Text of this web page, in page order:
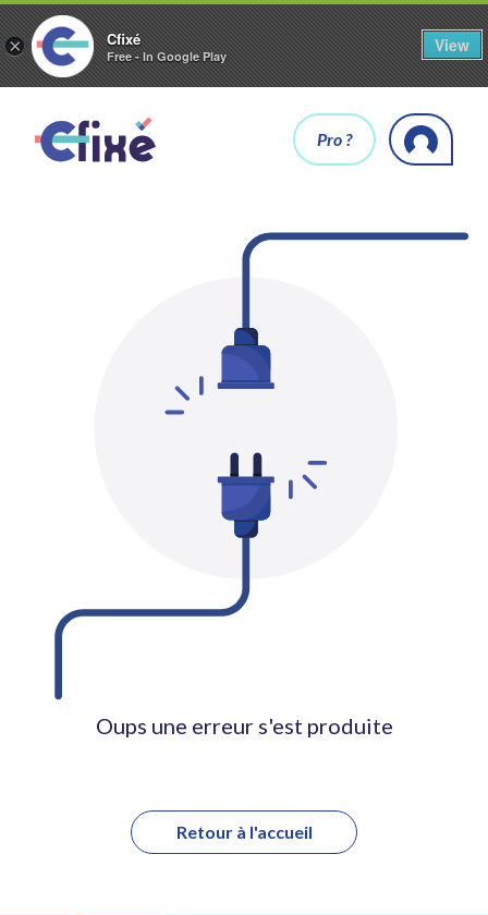
× Cfixé
Free - In Google Play
View
Pro ?
Oups une erreur s'est produite
Retour à l'accueil